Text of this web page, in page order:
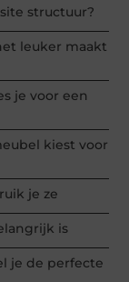
structuur?
leuker maakt
je voor een
kiest voor
je ze
is
je de perfecte